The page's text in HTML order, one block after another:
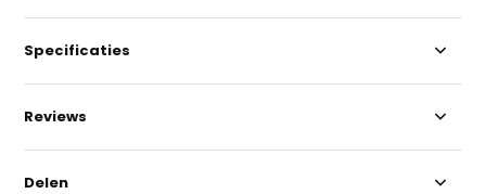
Specificaties
Reviews
Delen